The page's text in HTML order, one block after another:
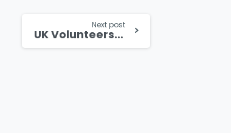
Next post
UK Volunteers Prepare YWAM Ship for Madagascar Medical Mission